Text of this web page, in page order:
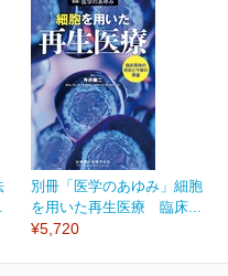
別冊「医学のあゆみ」細胞
を用いた再生医療 臨床...
¥5,720